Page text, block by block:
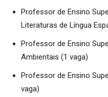
Professor de Ensino
Literaturas de Língua
Professor de Ensino
Ambientais (1 vaga)
Professor de Ensino
vaga)